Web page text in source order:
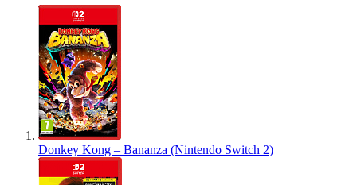
Donkey Kong – Bananza (Nintendo Switch 2)